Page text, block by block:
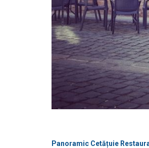
Panoramic Cetățuie